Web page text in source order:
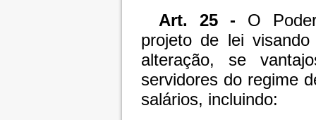
Art. 25 - O
projeto de lei
alteração, se
servidores do regime
salários, incluindo: